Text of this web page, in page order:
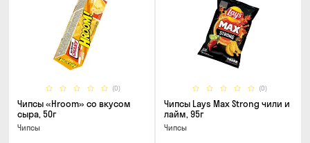
(0)
Чипсы «Hroom» со вкусом
сыра, 50г
Чипсы
(0)
Чипсы Lays Max Strong чили и
лайм, 95г
Чипсы